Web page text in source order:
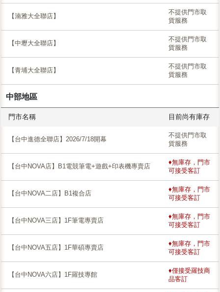
【湳雅大全聯店】
不提供門市取
貨服務
【中壢大全聯店】
不提供門市取
貨服務
【青埔大全聯店】
不提供門市取
貨服務
中部地區
門市名稱 目前尚有庫存
【台中進德全聯店】2026/7/18開幕
不提供門市取
貨服務
【台中NOVA店】B1電競筆電+遊戲+印表機專賣店
♦無庫存，門市
可接受客訂
【台中NOVA二店】B1複合店
♦無庫存，門市
可接受客訂
【台中NOVA三店】1F筆電專賣店
♦無庫存，門市
可接受客訂
【台中NOVA五店】1F華碩專賣店
♦無庫存，門市
可接受客訂
【台中NOVA六店】1F羅技專館
♦僅接受羅技商
品客訂